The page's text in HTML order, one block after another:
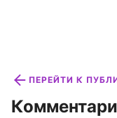
ПЕРЕЙТИ К